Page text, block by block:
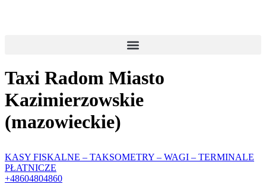
Taxi Radom Miasto
Kazimierzowskie
(mazowieckie)
KASY FISKALNE – TAKSOMETRY – WAGI – TERMINALE
PŁATNICZE
+48604804860